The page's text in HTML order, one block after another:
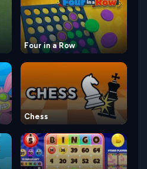
Four in a Row
Chess